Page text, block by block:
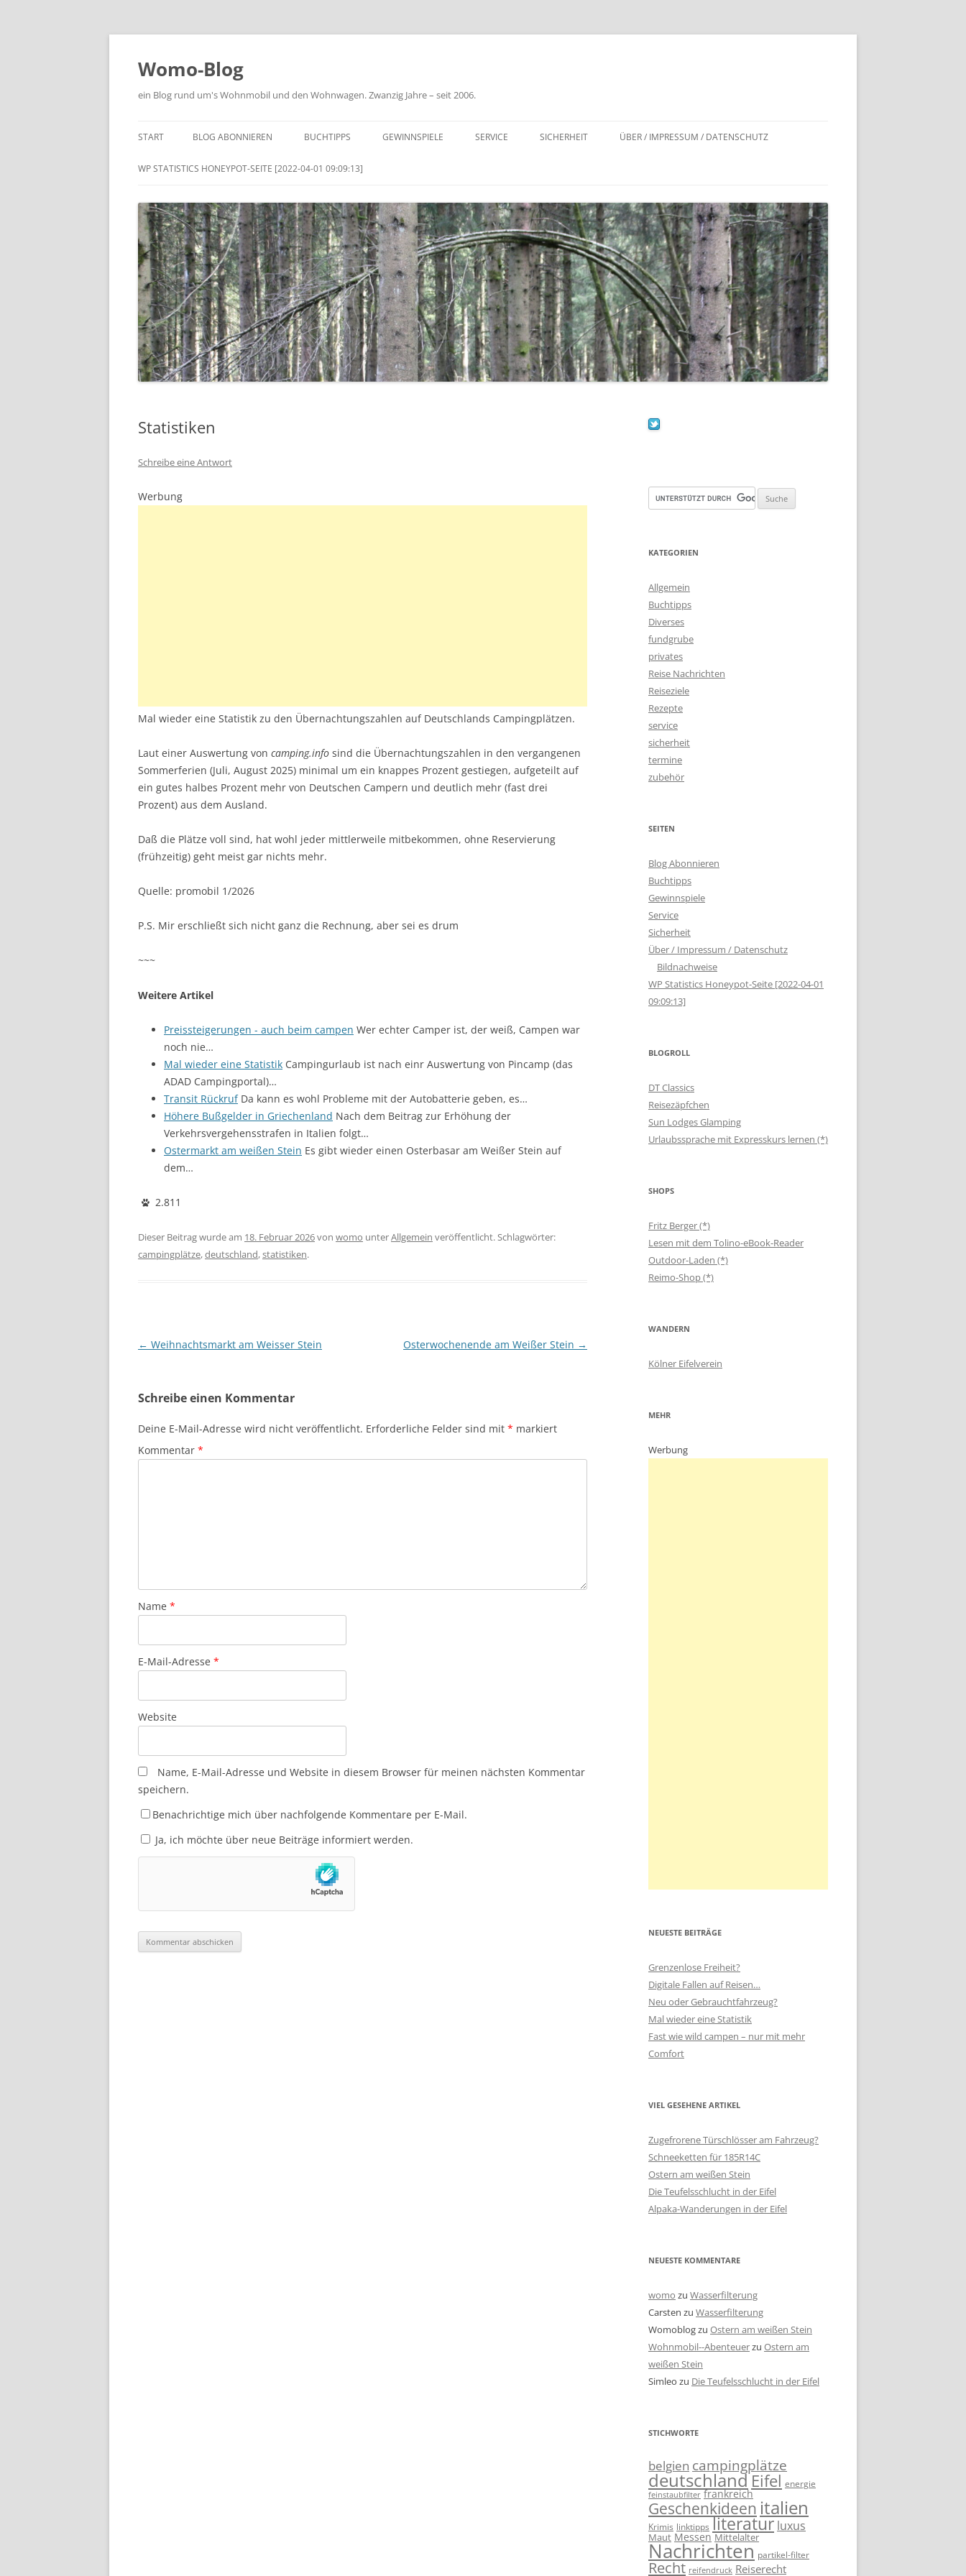
Zum
Womo-Blog
ein Blog rund um's Wohnmobil und den Wohnwagen. Zwanzig Jahre – seit 2006.
START BLOG ABONNIEREN BUCHTIPPS GEWINNSPIELE SERVICE SICHERHEIT ÜBER / IMPRESSUM / DATENSCHUTZ
WP STATISTICS HONEYPOT-SEITE [2022-04-01 09:09:13]
Statistiken
Schreibe eine Antwort
Werbung
Mal wieder eine Statistik zu den Übernachtungszahlen auf Deutschlands Campingplätzen.
Laut einer Auswertung von camping.info sind die Übernachtungszahlen in den vergangenen
Sommerferien (Juli, August 2025) minimal um ein knappes Prozent gestiegen, aufgeteilt auf
ein gutes halbes Prozent mehr von Deutschen Campern und deutlich mehr (fast drei
Prozent) aus dem Ausland.
Daß die Plätze voll sind, hat wohl jeder mittlerweile mitbekommen, ohne Reservierung
(frühzeitig) geht meist gar nichts mehr.
Quelle: promobil 1/2026
P.S. Mir erschließt sich nicht ganz die Rechnung, aber sei es drum
~~~
Weitere Artikel
Preissteigerungen - auch beim campen Wer echter Camper ist, der weiß, Campen war
noch nie…
Mal wieder eine Statistik Campingurlaub ist nach einr Auswertung von Pincamp (das
ADAD Campingportal)…
Transit RückrufDa kann es wohl Probleme mit der Autobatterie geben, es…
Höhere Bußgelder in Griechenland Nach dem Beitrag zur Erhöhung der
Verkehrsvergehensstrafen in Italien folgt…
Ostermarkt am weißen Stein Es gibt wieder einen Osterbasar am Weißer Stein auf
dem…
2.811
Dieser Beitrag wurde am 18. Februar 2026von womo unterAllgemein veröffentlicht. Schlagwörter:
campingplätze,deutschland,statistiken.
Beitragsnavigation
← Weihnachtsmarkt am Weisser Stein Osterwochenende am Weißer Stein →
Schreibe einen Kommentar
Deine E-Mail-Adresse wird nicht veröffentlicht. Erforderliche Felder sind mit * markiert
Kommentar *
Name *
E-Mail-Adresse *
Website
Name, E-Mail-Adresse und Website in diesem Browser für meinen nächsten Kommentar
speichern.
Benachrichtige mich über nachfolgende Kommentare per E-Mail.
Ja, ich möchte über neue Beiträge informiert werden.
KATEGORIEN
Allgemein
Buchtipps
Diverses
fundgrube
privates
Reise Nachrichten
Reiseziele
Rezepte
service
sicherheit
termine
zubehör
SEITEN
Blog Abonnieren
Buchtipps
Gewinnspiele
Service
Sicherheit
Über / Impressum / Datenschutz
Bildnachweise
WP Statistics Honeypot-Seite [2022-04-01
09:09:13]
BLOGROLL
DT Classics
Reisezäpfchen
Sun Lodges Glamping
Urlaubssprache mit Expresskurs lernen (*)
SHOPS
Fritz Berger (*)
Lesen mit dem Tolino-eBook-Reader
Outdoor-Laden (*)
Reimo-Shop (*)
WANDERN
Kölner Eifelverein
MEHR
Werbung
NEUESTE BEITRÄGE
Grenzenlose Freiheit?
Digitale Fallen auf Reisen…
Neu oder Gebrauchtfahrzeug?
Mal wieder eine Statistik
Fast wie wild campen – nur mit mehr
Comfort
VIEL GESEHENE ARTIKEL
Zugefrorene Türschlösser am Fahrzeug?
Schneeketten für 185R14C
Ostern am weißen Stein
Die Teufelsschlucht in der Eifel
Alpaka-Wanderungen in der Eifel
NEUESTE KOMMENTARE
womo zu Wasserfilterung
Carsten zu Wasserfilterung
Womoblogzu Ostern am weißen Stein
Wohnmobil--Abenteuerzu Ostern am
weißen Stein
Simleo zu Die Teufelsschlucht in der Eifel
STICHWORTE
belgien campingplätze
deutschland Eifel energie
feinstaubfilter frankreich
Geschenkideen italien
Krimis linktipps literatur luxus
Maut Messen Mittelalter
Nachrichten partikel-filter
Recht reifendruck Reiserecht